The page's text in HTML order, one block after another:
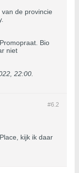
de provincie
Bio
niet
22:00
#6.2
kijk ik daar